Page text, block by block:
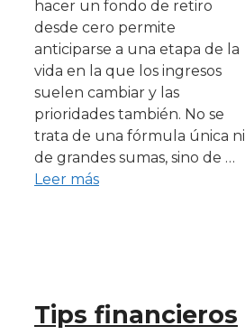
hacer un fondo de retiro
desde cero permite
anticiparse a una etapa de la
vida en la que los ingresos
suelen cambiar y las
prioridades también. No se
trata de una fórmula única ni
de grandes sumas, sino de …
Leer más
Tips financieros